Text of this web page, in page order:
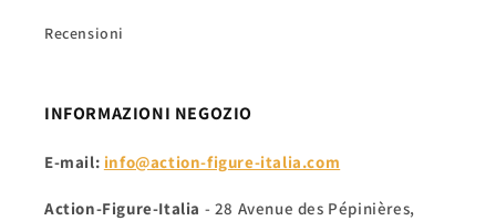
Recensioni
INFORMAZIONI NEGOZIO
E-mail: info@action-figure-italia.com
Action-Figure-Italia - 28 Avenue des Pépinières,